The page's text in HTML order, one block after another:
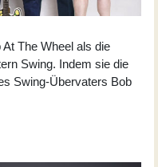
The Wheel als die
Swing. Indem sie die
Swing-Übervaters Bob